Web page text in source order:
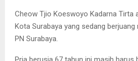
Cheow Tjio Koeswoyo Kadarna Tirta
Kota Surabaya yang sedang
PN Surabaya.